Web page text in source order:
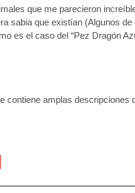
que me parecieron
sabia que existían (Algunos
es el caso del “Pez Dragón
contiene amplas descripciones